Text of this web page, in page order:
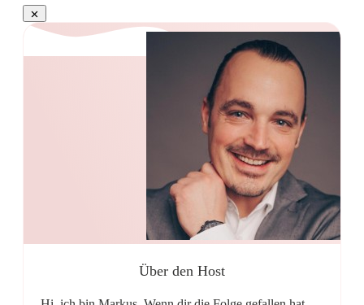
Über den Host